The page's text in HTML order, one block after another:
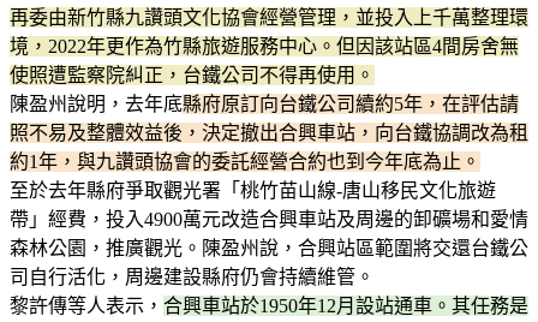
再委由新竹縣九讚頭文化協會經營管理，並投入上千萬整理環
境，2022年更作為竹縣旅遊服務中心。但因該站區4間房舍無
使照遭監察院糾正，台鐵公司不得再使用。
陳盈州說明，去年底縣府原訂向台鐵公司續約5年，在評估請
照不易及整體效益後，決定撤出合興車站，向台鐵協調改為租
約1年，與九讚頭協會的委託經營合約也到今年底為止。
至於去年縣府爭取觀光署「桃竹苗山線-唐山移民文化旅遊
帶」經費，投入4900萬元改造合興車站及周邊的卸礦場和愛情
森林公園，推廣觀光。陳盈州說，合興站區範圍將交還台鐵公
司自行活化，周邊建設縣府仍會持續維管。
黎許傳等人表示， 合興車站於1950年12月設站通車。其任務是